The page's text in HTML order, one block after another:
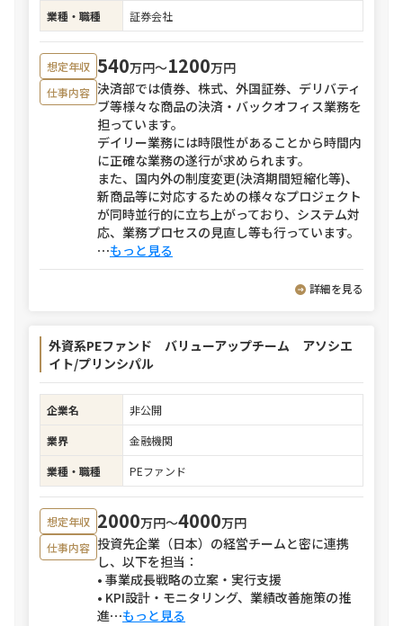
業種・職種
証券会社
想定年収 540万円〜1200万円
仕事内容 決済部では債券、株式、外国証券、デリバティ
ブ等様々な商品の決済・バックオフィス業務を
担っています。
デイリー業務には時限性があることから時間内
に正確な業務の遂行が求められます。
また、国内外の制度変更(決済期間短縮化等)、
新商品等に対応するための様々なプロジェクト
が同時並行的に立ち上がっており、システム対
応、業務プロセスの見直し等も行っています。
⋯もっと見る
詳細を見る
外資系PEファンド バリューアップチーム アソシエ
イト/プリンシパル
企業名
非公開
業界
金融機関
業種・職種
PEファンド
想定年収 2000万円〜4000万円
仕事内容 投資先企業（日本）の経営チームと密に連携
し、以下を担当：
• 事業成長戦略の立案・実行支援
• KPI設計・モニタリング、業績改善施策の推
進⋯もっと見る